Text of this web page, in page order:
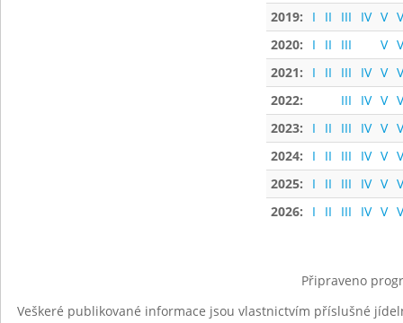
2019:
I II III IV V
2020:
I II III V
2021:
I II III IV V
2022:
III IV V
2023:
I II III IV V
2024:
I II III IV V
2025:
I II III IV V
2026:
I II III IV V
Připraveno
Veškeré publikované informace jsou vlastnictvím příslušné